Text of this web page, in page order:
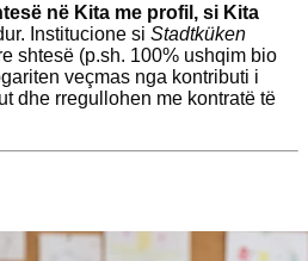
në Kita me profil, si Kita
Institucione si Stadtküken
shtesë (p.sh. 100% ushqim bio
veçmas nga kontributi i
dhe rregullohen me kontratë të